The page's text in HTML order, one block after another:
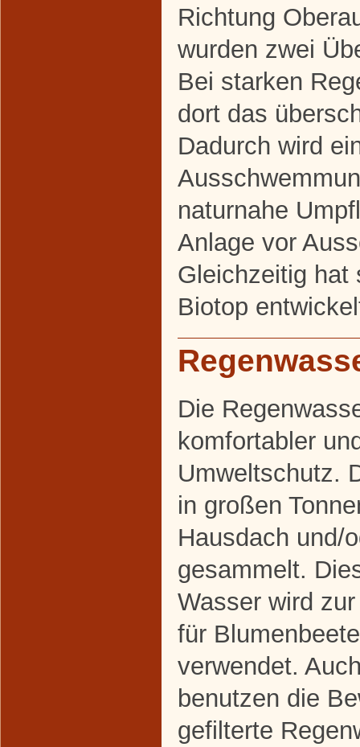
Richtung
wurden zwei
Bei starken
dort das
Dadurch wird
naturnahe
Anlage vor
Gleichzeitig hat
Biotop
Die
komfortabler
Umweltschutz.
in großen
Hausdach und/
gesammelt.
Wasser wird
für
verwendet.
benutzen die
gefilterte